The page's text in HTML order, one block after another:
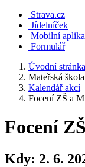
Strava.cz
Jídelníček
Mobilní
Formulář
Úvodní stránka
Mateřská škola
Kalendář akcí
Focení ZŠ a
Focení
Kdy: 2. 6.